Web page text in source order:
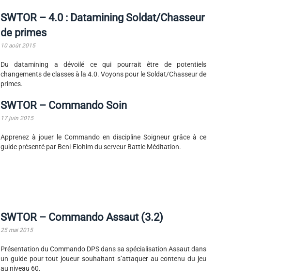
SWTOR – 4.0 : Datamining Soldat/Chasseur
de primes
10 août 2015
Du datamining a dévoilé ce qui pourrait être de potentiels
changements de classes à la 4.0. Voyons pour le Soldat/Chasseur de
primes.
SWTOR – Commando Soin
17 juin 2015
Apprenez à jouer le Commando en discipline Soigneur grâce à ce
guide présenté par Beni-Elohim du serveur Battle Méditation.
SWTOR – Commando Assaut (3.2)
25 mai 2015
Présentation du Commando DPS dans sa spécialisation Assaut dans
un guide pour tout joueur souhaitant s’attaquer au contenu du jeu
au niveau 60.